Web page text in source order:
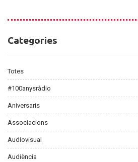
Categories
Categories
Totes
#100anysràdio
Aniversaris
Associacions
Audiovisual
Audiència